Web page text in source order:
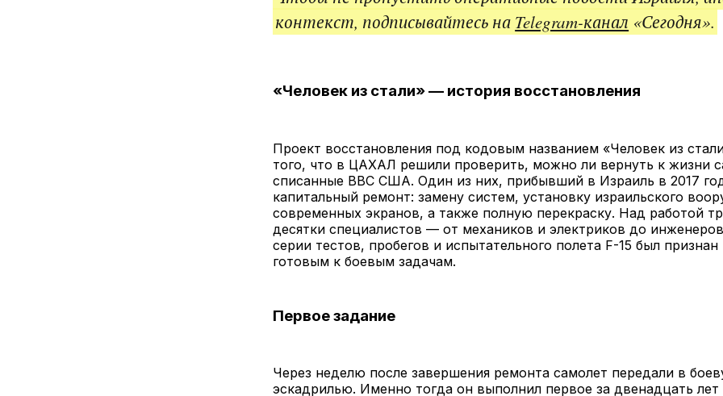
контекст, подписывайтесь на Telegram-канал «Сегодня».
«Человек из стали» — история восстановления
Проект восстановления под кодовым названием «Человек из
того, что в ЦАХАЛ решили проверить, можно ли вернуть к жизни
списанные ВВС США. Один из них, прибывший в Израиль в 2017
капитальный ремонт: замену систем, установку израильского
современных экранов, а также полную перекраску. Над работой
десятки специалистов — от механиков и электриков до
серии тестов, пробегов и испытательного полета F-15 был
готовым к боевым задачам.
Первое задание
Через неделю после завершения ремонта самолет передали в
эскадрилью. Именно тогда он выполнил первое за двенадцать